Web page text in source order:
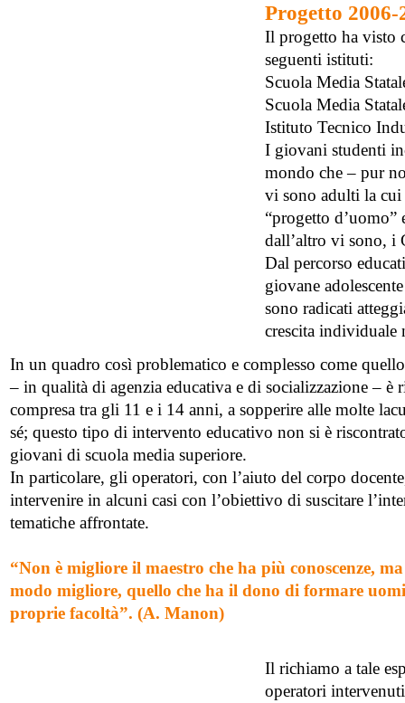
Progetto 2006-
Il progetto ha visto
seguenti istituti:
Scuola Media
Scuola Media
Istituto Tecnico
I giovani studenti
mondo che – pur
vi sono adulti la cui
“progetto
dall’altro vi sono,
Dal percorso
giovane
sono radicati
crescita individuale
In un quadro così problematico e complesso come
– in qualità di agenzia educativa e di socializzazione – è
compresa tra gli 11 e i 14 anni, a sopperire alle molte
sé; questo tipo di intervento educativo non si è
giovani di scuola media superiore.
In particolare, gli operatori, con l’aiuto del corpo
intervenire in alcuni casi con l’obiettivo di suscitare
tematiche affrontate.
“Non è migliore il maestro che ha più conoscenze,
modo migliore, quello che ha il dono di formare
proprie facoltà”. (A. Manon)
Il richiamo a tale
operatori